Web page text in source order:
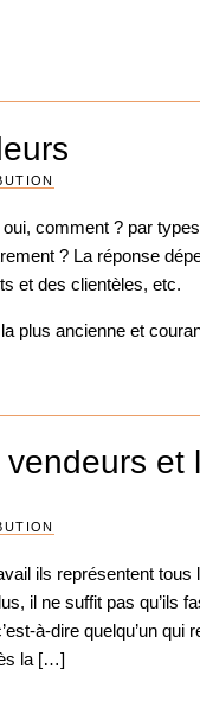
comment ? par
? La réponse
et des clientèles, etc.
plus ancienne et
et
ils représentent tous
il ne suffit pas qu’ils
à-dire quelqu’un qui
la […]